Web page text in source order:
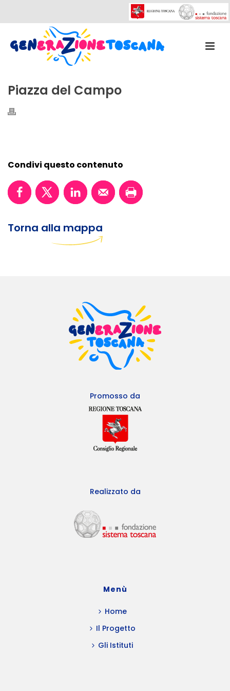
Piazza del Campo
Condivi questo contenuto
Torna alla mappa
Promosso da
Realizzato da
Menù
Home
Il Progetto
Gli Istituti